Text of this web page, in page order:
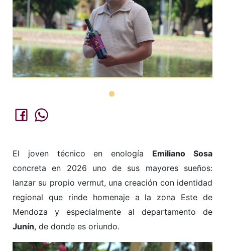
El joven técnico en enología Emiliano Sosa
concreta en 2026 uno de sus mayores sueños:
lanzar su propio vermut, una creación con identidad
regional que rinde homenaje a la zona Este de
Mendoza y especialmente al departamento de
Junín, de donde es oriundo.